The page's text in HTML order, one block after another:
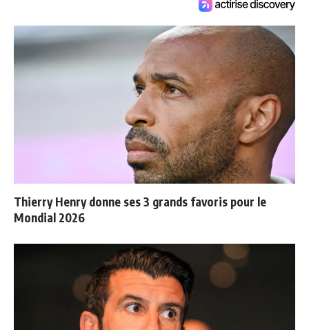
Thierry Henry donne ses 3 grands favoris pour le
Mondial 2026